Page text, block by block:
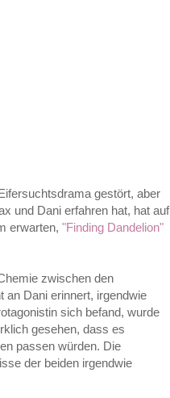
gestört, aber
und Dani erfahren hat, hat auf
erwarten, "Finding Dandelion"
zwischen den
an Dani erinnert, irgendwie
sich befand, wurde
gesehen, dass es
passen würden. Die
der beiden irgendwie